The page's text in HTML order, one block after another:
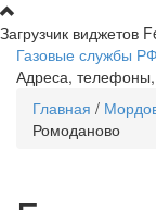
Перейти к основному
Загрузчик виджетов
Газовые службы РФ
Адреса,
Вы здесь
Главная /
Ромоданово